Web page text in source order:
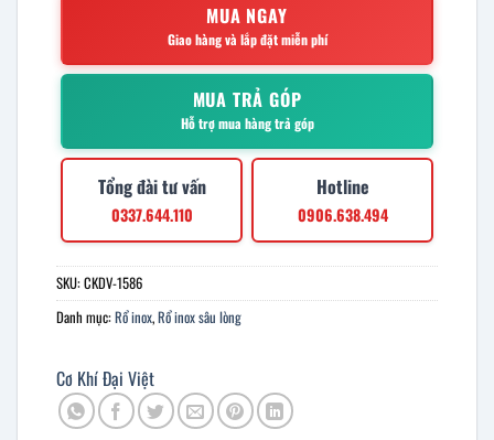
MUA NGAY
Giao hàng và lắp đặt miễn phí
MUA TRẢ GÓP
Hỗ trợ mua hàng trả góp
Tổng đài tư vấn
0337.644.110
Hotline
0906.638.494
SKU:CKDV-1586
Danh mục:Rổ inox,Rổ inox sâu lòng
Cơ Khí Đại Việt